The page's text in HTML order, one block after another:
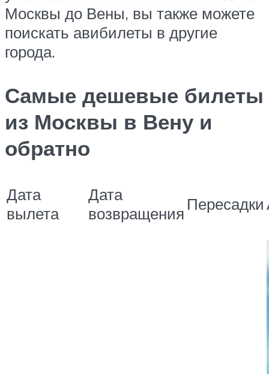
Москвы до Вены, вы также можете
поискать авибилеты в другие
города.
Самые дешевые билеты
из Москвы в Вену и
обратно
Дата
вылета
Дата
возвращения Пересадки